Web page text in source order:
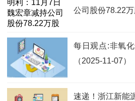
公司股份78.22万
每日观点:非氧
（2025-11-07）
速递！浙江新能